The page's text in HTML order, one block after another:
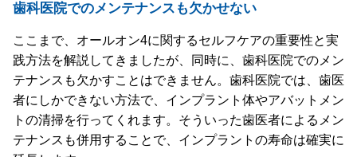
歯科医院でのメンテナンスも欠かせない
ここまで、オールオン4に関するセルフケアの重要性と実
践方法を解説してきましたが、同時に、歯科医院でのメン
テナンスも欠かすことはできません。歯科医院では、歯医
者にしかできない方法で、インプラント体やアバットメン
トの清掃を行ってくれます。そういった歯医者によるメン
テナンスも併用することで、インプラントの寿命は確実に